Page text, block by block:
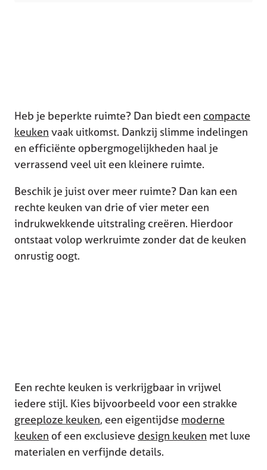
Heb je beperkte ruimte? Dan biedt een compacte
keuken vaak uitkomst. Dankzij slimme indelingen
en efficiënte opbergmogelijkheden haal je
verrassend veel uit een kleinere ruimte.
Beschik je juist over meer ruimte? Dan kan een
rechte keuken van drie of vier meter een
indrukwekkende uitstraling creëren. Hierdoor
ontstaat volop werkruimte zonder dat de keuken
onrustig oogt.
Een rechte keuken is verkrijgbaar in vrijwel
iedere stijl. Kies bijvoorbeeld voor een strakke
greeploze keuken, een eigentijdse moderne
keuken of een exclusieve design keuken met luxe
materialen en verfijnde details.